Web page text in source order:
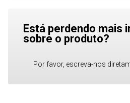
Está perdendo mais
sobre o produto?
Por favor, escreva-nos